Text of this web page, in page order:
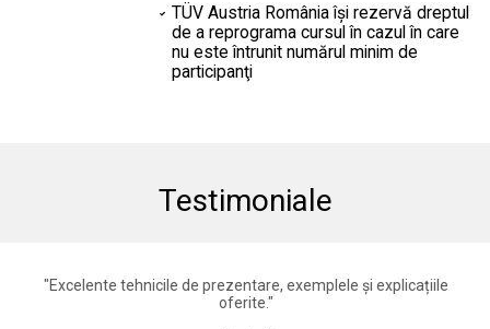
TÜV Austria România îşi rezervă dreptul
de a reprograma cursul în cazul în care
nu este întrunit numărul minim de
participanţi
Testimoniale
"Excelente tehnicile de prezentare, exemplele și explicațiile
oferite."